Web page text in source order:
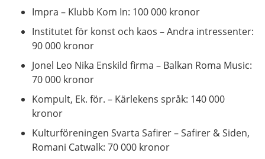
Impra – Klubb Kom In: 100 000 kronor
Institutet för konst och kaos – Andra intressenter:
90 000 kronor
Jonel Leo Nika Enskild firma – Balkan Roma Music:
70 000 kronor
Kompult, Ek. för. – Kärlekens språk: 140 000
kronor
Kulturföreningen Svarta Safirer – Safirer & Siden,
Romani Catwalk: 70 000 kronor